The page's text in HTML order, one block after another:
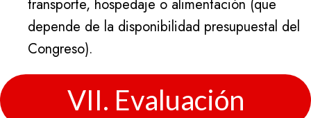
transporte, hospedaje o alimentación (que
depende de la disponibilidad presupuestal del
Congreso).
VII. Evaluación